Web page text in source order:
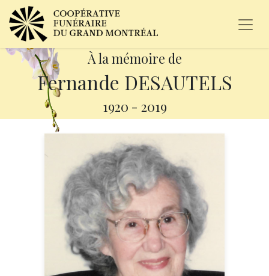
À la mémoire de
Fernande DESAUTELS
1920 - 2019